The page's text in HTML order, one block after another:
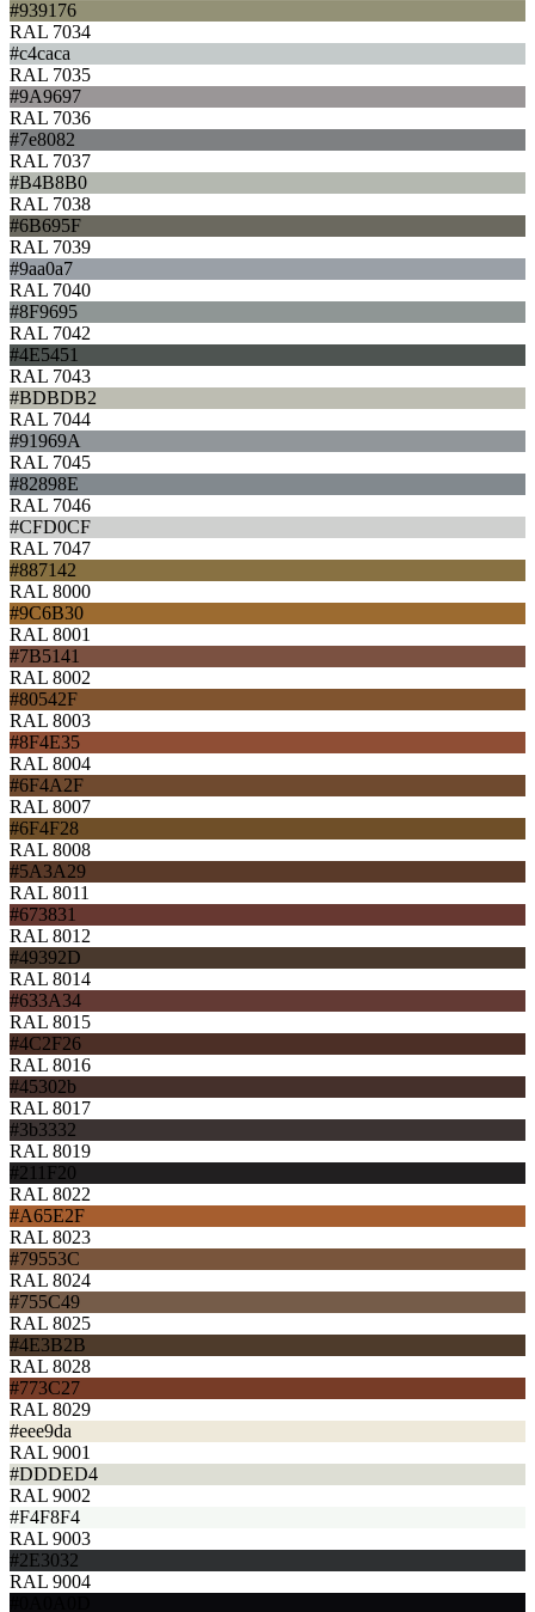
#939176
RAL 7034
#c4caca
RAL 7035
#9A9697
RAL 7036
#7e8082
RAL 7037
#B4B8B0
RAL 7038
#6B695F
RAL 7039
#9aa0a7
RAL 7040
#8F9695
RAL 7042
#4E5451
RAL 7043
#BDBDB2
RAL 7044
#91969A
RAL 7045
#82898E
RAL 7046
#CFD0CF
RAL 7047
#887142
RAL 8000
#9C6B30
RAL 8001
#7B5141
RAL 8002
#80542F
RAL 8003
#8F4E35
RAL 8004
#6F4A2F
RAL 8007
#6F4F28
RAL 8008
#5A3A29
RAL 8011
#673831
RAL 8012
#49392D
RAL 8014
#633A34
RAL 8015
#4C2F26
RAL 8016
#45302b
RAL 8017
#3b3332
RAL 8019
#211F20
RAL 8022
#A65E2F
RAL 8023
#79553C
RAL 8024
#755C49
RAL 8025
#4E3B2B
RAL 8028
#773C27
RAL 8029
#eee9da
RAL 9001
#DDDED4
RAL 9002
#F4F8F4
RAL 9003
#2E3032
RAL 9004